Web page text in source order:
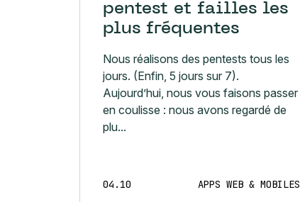
pentest et failles les
plus fréquentes
Nous réalisons des pentests tous les
jours. (Enfin, 5 jours sur 7).
Aujourd’hui, nous vous faisons passer
en coulisse : nous avons regardé de
plu...
04.10 APPS WEB & MOBILES